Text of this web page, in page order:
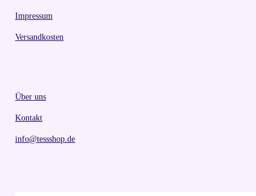
Impressum
Versandkosten
Über uns
Kontakt
info@tessshop.de